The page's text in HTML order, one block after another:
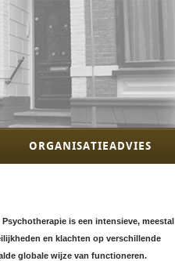
ORGANISATIEADVIES
is een intensieve, meestal
en klachten op verschillende
globale wijze van functioneren.